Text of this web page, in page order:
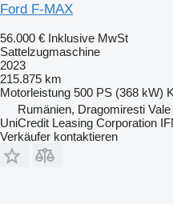
Ford F-MAX
56.000 € Inklusive MwSt
Sattelzugmaschine
2023
215.875 km
Motorleistung 500 PS (368 kW)
Rumänien, Dragomiresti Vale
UniCredit Leasing Corporation
Verkäufer kontaktieren